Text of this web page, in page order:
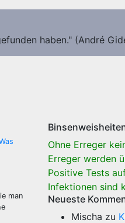
haben." (André
man
Ohne Erreger
Erreger werden
Positive Tests
Infektionen sind
Neueste
Mischa zu